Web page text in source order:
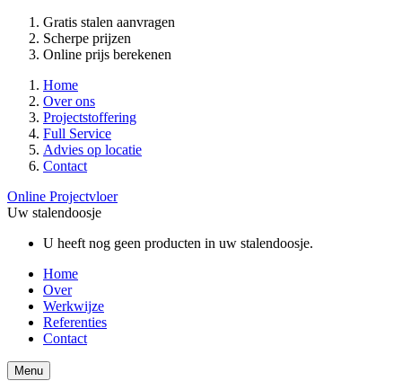
Gratis stalen aanvragen
Scherpe prijzen
Online prijs berekenen
Home
Over ons
Projectstoffering
Full Service
Advies op locatie
Contact
Online Projectvloer
Uw stalendoosje
U heeft nog geen producten in uw stalendoosje.
Home
Over
Werkwijze
Referenties
Contact
Menu